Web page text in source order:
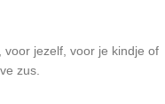
voor jezelf, voor je kindje of
zus.